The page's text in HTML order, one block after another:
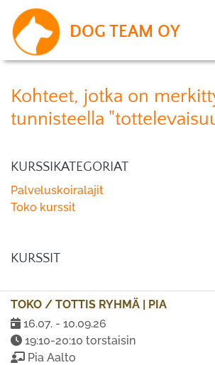
DOG TEAM OY
Kohteet, jotka on
tunnisteella
KURSSIKATEGORIAT
Palveluskoiralajit
Toko kurssit
KURSSIT
TOKO / TOTTIS RYHMÄ | PIA
16.07. - 10.09.26
19:10-20:10 torstaisin
Pia Aalto